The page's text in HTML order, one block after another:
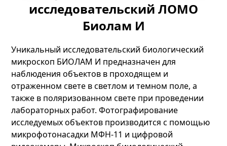
исследовательский ЛОМО
Биолам И
Уникальный исследовательский биологический
микроскоп БИОЛАМ И предназначен для
наблюдения объектов в проходящем и
отраженном свете в светлом и темном поле, а
также в поляризованном свете при проведении
лабораторных работ. Фотографирование
исследуемых объектов производится с помощью
микрофотонасадки МФН-11 и цифровой